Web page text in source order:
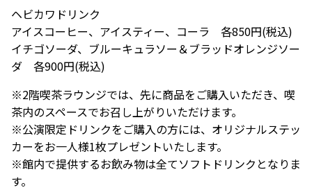
ヘビカワドリンク
アイスコーヒー、アイスティー、コーラ 各850円(税込)
イチゴソーダ、ブルーキュラソー＆ブラッドオレンジソー
ダ 各900円(税込)
※2階喫茶ラウンジでは、先に商品をご購入いただき、喫
茶内のスペースでお召し上がりいただけます。
※公演限定ドリンクをご購入の方には、オリジナルステッ
カーをお一人様1枚プレゼントいたします。
※館内で提供するお飲み物は全てソフトドリンクとなりま
す。